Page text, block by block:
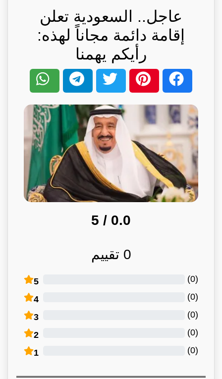
عاجل.. السعودية تعلن
إقامة دائمة مجاناً لهذه:
رأيكم يهمنا
0.0
/ 5
0 تقييم
5 (
0
)
4 (
0
)
3 (
0
)
2 (
0
)
1 (
0
)